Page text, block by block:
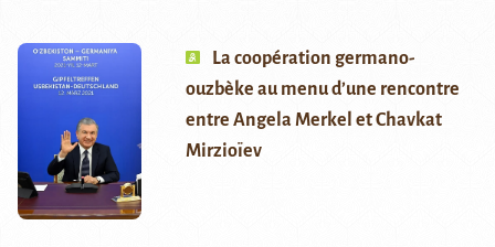
La coopération germano-
ouzbèke au menu d’une rencontre
entre Angela Merkel et Chavkat
Mirzioïev